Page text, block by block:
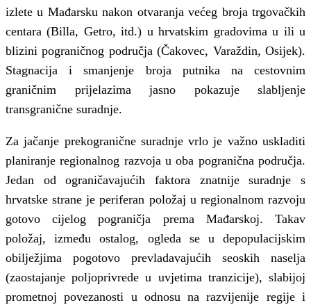
izlete u Mađarsku nakon otvaranja većeg broja trgovačkih
centara (Billa, Getro, itd.) u hrvatskim gradovima u ili u
blizini pograničnog područja (Čakovec, Varaždin, Osijek).
Stagnacija i smanjenje broja putnika na cestovnim
graničnim prijelazima jasno pokazuje slabljenje
transgranične suradnje.
Za jačanje prekogranične suradnje vrlo je važno uskladiti
planiranje regionalnog razvoja u oba pogranična područja.
Jedan od ograničavajućih faktora znatnije suradnje s
hrvatske strane je periferan položaj u regionalnom razvoju
gotovo cijelog pograničja prema Mađarskoj. Takav
položaj, između ostalog, ogleda se u depopulacijskim
obilježjima pogotovo prevladavajućih seoskih naselja
(zaostajanje poljoprivrede u uvjetima tranzicije), slabijoj
prometnoj povezanosti u odnosu na razvijenije regije i